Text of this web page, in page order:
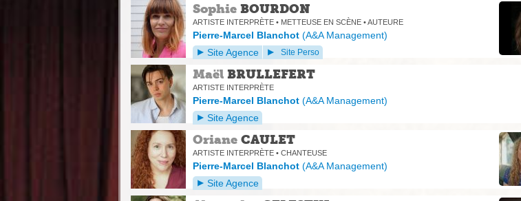
Sophie BOURDON
ARTISTE INTERPRÈTE • METTEUSE EN SCÈNE • AUTEURE
Pierre-Marcel Blanchot (A&A Management)
Site Agence
Site Perso
Maël BRULLEFERT
ARTISTE INTERPRÈTE
Pierre-Marcel Blanchot (A&A Management)
Site Agence
Oriane CAULET
ARTISTE INTERPRÈTE • CHANTEUSE
Pierre-Marcel Blanchot (A&A Management)
Site Agence